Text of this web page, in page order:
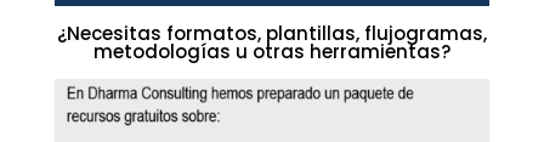
¿Necesitas formatos, plantillas, flujogramas,
metodologías u otras herramientas?